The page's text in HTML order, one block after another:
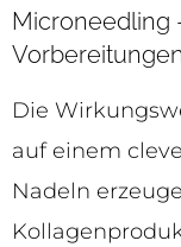
Microneedling
Vorbereitungen
Die
auf einem
Nadeln